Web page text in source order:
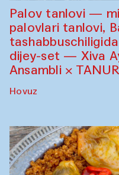
Palov tanlovi —
palovlari tanlovi,
tashabbuschiligida
dijey-set — Xiva
Ansambli ×
Hovuz